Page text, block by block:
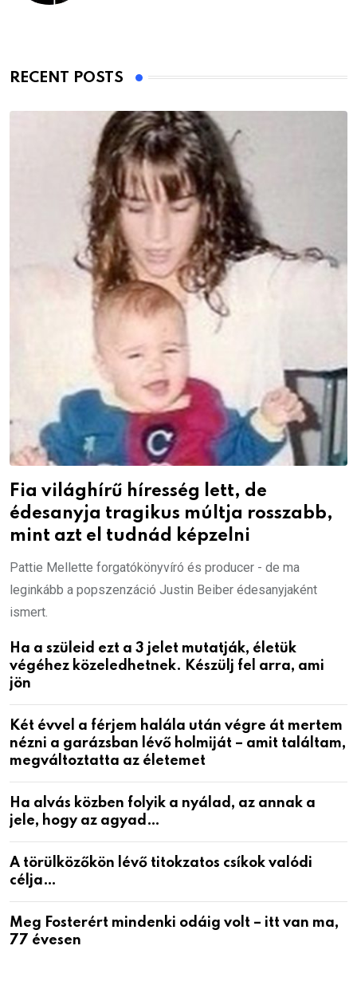
RECENT POSTS
Fia világhírű híresség lett, de
édesanyja tragikus múltja rosszabb,
mint azt el tudnád képzelni
Pattie Mellette forgatókönyvíró és producer - de ma
leginkább a popszenzáció Justin Beiber édesanyjaként
ismert.
Ha a szüleid ezt a 3 jelet mutatják, életük
végéhez közeledhetnek. Készülj fel arra, ami
jön
Két évvel a férjem halála után végre át mertem
nézni a garázsban lévő holmiját – amit találtam,
megváltoztatta az életemet
Ha alvás közben folyik a nyálad, az annak a
jele, hogy az agyad…
A törülközőkön lévő titokzatos csíkok valódi
célja…
Meg Fosterért mindenki odáig volt – itt van ma,
77 évesen